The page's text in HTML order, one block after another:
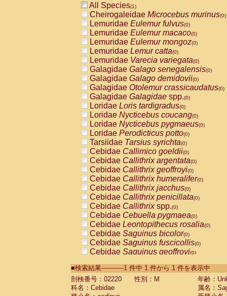
All Species(1)
Cheirogaleidae Microcebus murinus(0)
Lemuridae Eulemur fulvus(0)
Lemuridae Eulemur macaco(0)
Lemuridae Eulemur mongoz(0)
Lemuridae Lemur catta(0)
Lemuridae Varecia variegata(0)
Galagidae Galago senegalensis(0)
Galagidae Galago demidovii(0)
Galagidae Otolemur crassicaudatus(0)
Galagidae Galagidae spp.(0)
Loridae Loris tardigradus(0)
Loridae Nycticebus coucang(0)
Loridae Nycticebus pygmaeus(0)
Loridae Perodicticus potto(0)
Tarsiidae Tarsius syrichta(0)
Cebidae Callimico goeldii(0)
Cebidae Callithrix argentata(0)
Cebidae Callithrix geoffroyi(0)
Cebidae Callithrix humeralifer(0)
Cebidae Callithrix jacchus(0)
Cebidae Callithrix penicillata(0)
Cebidae Callithrixspp.(0)
Cebidae Cebuella pygmaea(0)
Cebidae Leontopithecus rosalia(0)
Cebidae Saguinus bicolor(0)
Cebidae Saguinus fuscicollis(0)
Cebidae Saguinus geoffroyi(0)
CebidaeSaguinus labiatus(0)
Cebidae Saguinus leucopus (0)
Cebidae
■検索結果-----------1 件中 1 件から 1 件を表示中
剖検番号：02220
性別：M
年齢：
科名：Cebidae
属名：